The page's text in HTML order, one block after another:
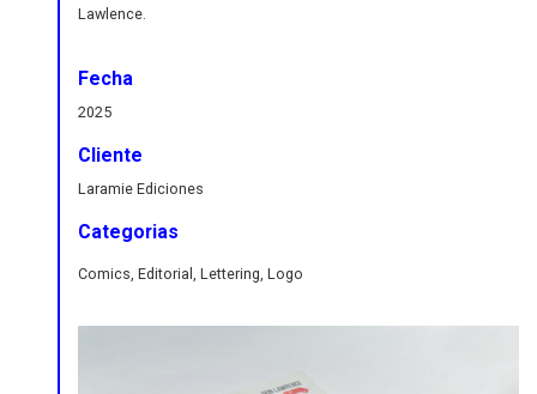
Lawlence.
Fecha
2025
Cliente
Laramie Ediciones
Categorias
Comics, Editorial, Lettering, Logo